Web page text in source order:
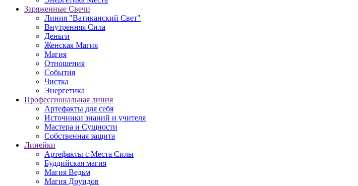
Заряженные Свечи
Линия "Ватиканский Свет"
Внутренняя Сила
Деньги
Женская Магия
Магия
Отношения
События
Чистка
Энергетика
Профессиональная линия
Артефакты для себя
Источники знаний и учителя
Мастера и Сущности
Собственная защита
Линейки
Артефакты с Места Силы
Буддийская магия
Магия Ведьм
Магия Друидов